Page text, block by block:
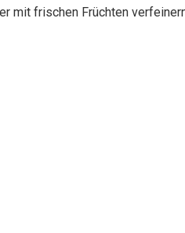
mit frischen Früchten